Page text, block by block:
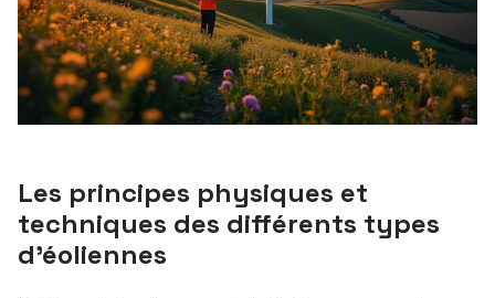
Les principes physiques et
techniques des différents types
d’éoliennes